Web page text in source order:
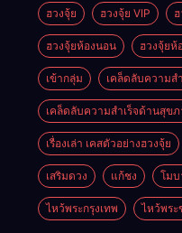
ฮวงจุ้ย ฮวงจุ้ย VIP
ฮวงจุ้ยห้องนอน ฮวงจุ้ยห้
เข้ากลุ่ม เคล็ดลับความส
เคล็ดลับความสำเร็จด้านสุข
เรื่องเล่า เคสตัวอย่างฮวงจุ้ย
เสริมดวง แก้ชง โมบ
ไหว้พระกรุงเทพ ไหว้พระ